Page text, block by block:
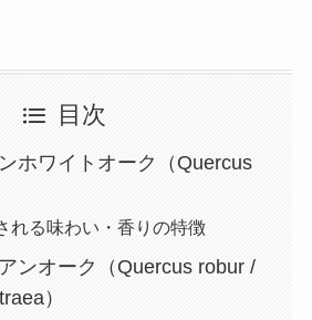
目次
ホワイトオーク（Quercus
れる味わい・香りの特徴
ンオーク（Quercus robur /
）